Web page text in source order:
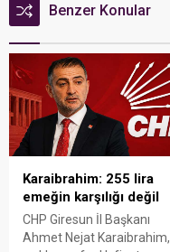
Benzer Konular
Karaibrahim: 255 lira
emeğin karşılığı değil
CHP Giresun İl Başkanı
Ahmet Nejat Karaibrahim,